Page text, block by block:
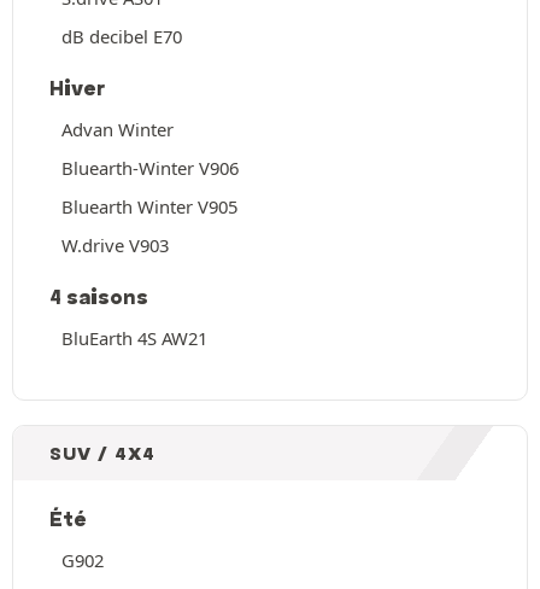
dB decibel E70
Hiver
Advan Winter
Bluearth-Winter V906
Bluearth Winter V905
W.drive V903
4 saisons
BluEarth 4S AW21
SUV / 4X4
Été
G902